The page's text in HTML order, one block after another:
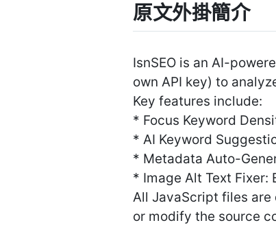
原文外掛簡介
IsnSEO is an AI-
own API key) to
Key features include:
* Focus Keyword
* AI Keyword
* Metadata Auto-
* Image Alt Text
All JavaScript files
or modify the source